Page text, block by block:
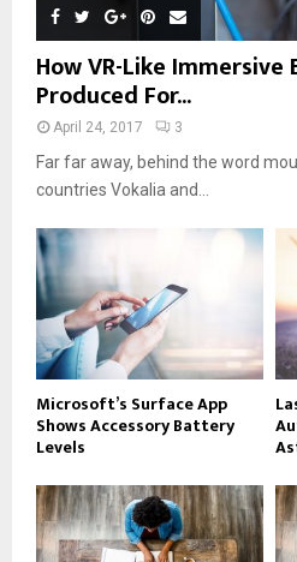
How VR-Like Immersive
Produced For...
April 24, 2017 3
Far far away, behind the word
countries Vokalia and...
Microsoft’s Surface App
Shows Accessory Battery
Levels